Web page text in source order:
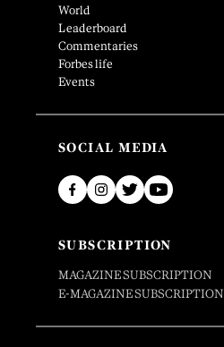
World
Leaderboard
Commentaries
Forbes life
Events
SOCIAL MEDIA
SUBSCRIPTION
MAGAZINE SUBSCRIPTION
E-MAGAZINE SUBSCRIPTION